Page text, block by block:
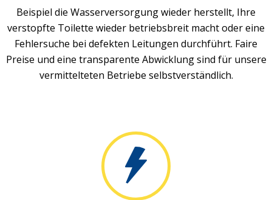
Beispiel die Wasserversorgung wieder herstellt, Ihre
verstopfte Toilette wieder betriebsbreit macht oder eine
Fehlersuche bei defekten Leitungen durchführt. Faire
Preise und eine transparente Abwicklung sind für unsere
vermittelteten Betriebe selbstverständlich.